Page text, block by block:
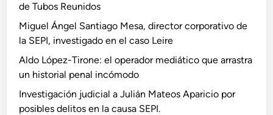
de Tubos Reunidos
Miguel Ángel Santiago Mesa, director corporativo de
la SEPI, investigado en el caso Leire
Aldo López-Tirone: el operador mediático que arrastra
un historial penal incómodo
Investigación judicial a Julián Mateos Aparicio por
posibles delitos en la causa SEPI.